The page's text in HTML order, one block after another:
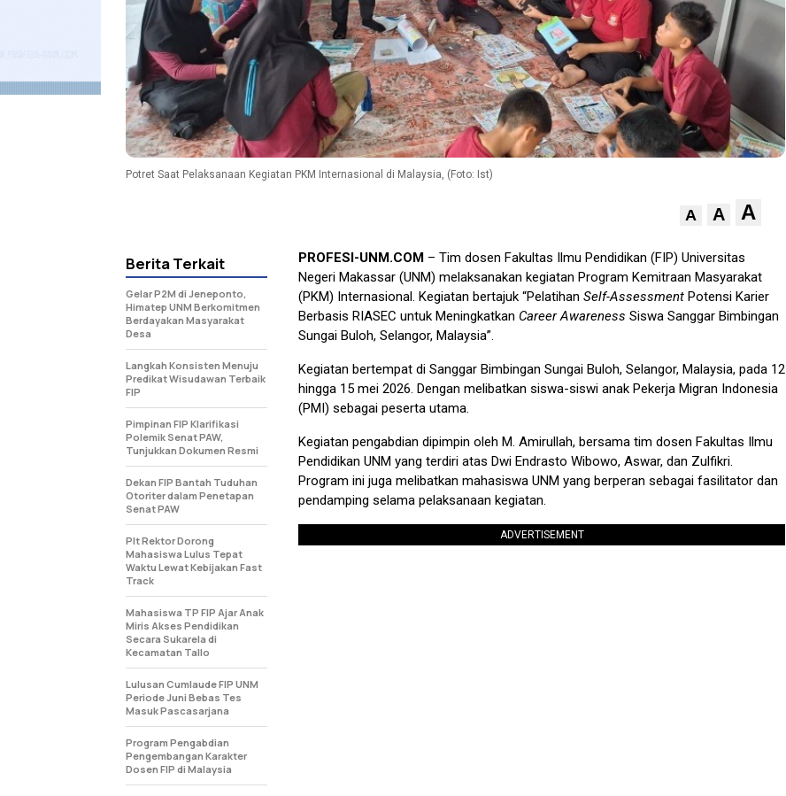
Potret Saat Pelaksanaan Kegiatan PKM Internasional di Malaysia, (Foto: Ist)
A A A
PROFESI-UNM.COM – Tim dosen Fakultas Ilmu Pendidikan (FIP) Universitas
Negeri Makassar (UNM) melaksanakan kegiatan Program Kemitraan Masyarakat
(PKM) Internasional. Kegiatan bertajuk “Pelatihan Self-Assessment Potensi Karier
Berbasis RIASEC untuk Meningkatkan Career Awareness Siswa Sanggar Bimbingan
Sungai Buloh, Selangor, Malaysia”.
Kegiatan bertempat di Sanggar Bimbingan Sungai Buloh, Selangor, Malaysia, pada 12
hingga 15 mei 2026. Dengan melibatkan siswa-siswi anak Pekerja Migran Indonesia
(PMI) sebagai peserta utama.
Kegiatan pengabdian dipimpin oleh M. Amirullah, bersama tim dosen Fakultas Ilmu
Pendidikan UNM yang terdiri atas Dwi Endrasto Wibowo, Aswar, dan Zulfikri.
Program ini juga melibatkan mahasiswa UNM yang berperan sebagai fasilitator dan
pendamping selama pelaksanaan kegiatan.
ADVERTISEMENT
Berita Terkait
Gelar P2M di Jeneponto,
Himatep UNM Berkomitmen
Berdayakan Masyarakat
Desa
Langkah Konsisten Menuju
Predikat Wisudawan Terbaik
FIP
Pimpinan FIP Klarifikasi
Polemik Senat PAW,
Tunjukkan Dokumen Resmi
Dekan FIP Bantah Tuduhan
Otoriter dalam Penetapan
Senat PAW
Plt Rektor Dorong
Mahasiswa Lulus Tepat
Waktu Lewat Kebijakan Fast
Track
Mahasiswa TP FIP Ajar Anak
Miris Akses Pendidikan
Secara Sukarela di
Kecamatan Tallo
Lulusan Cumlaude FIP UNM
Periode Juni Bebas Tes
Masuk Pascasarjana
Program Pengabdian
Pengembangan Karakter
Dosen FIP di Malaysia